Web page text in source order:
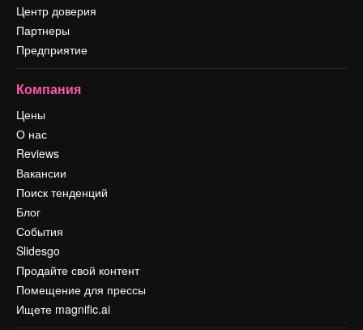
Центр доверия
Партнеры
Предприятие
Компания
Цены
О нас
Reviews
Вакансии
Поиск тенденций
Блог
События
Slidesgo
Продайте свой контент
Помещение для прессы
Ищете magnific.ai